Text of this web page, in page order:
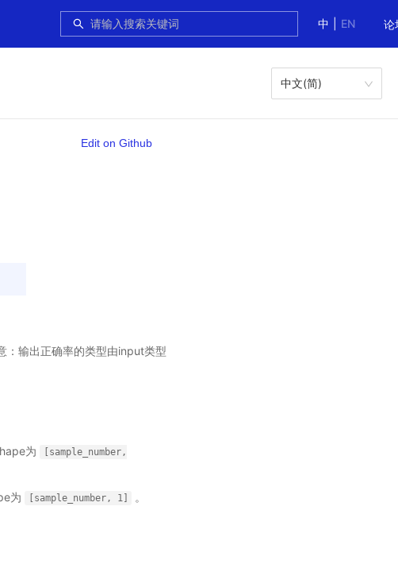
中
EN 论
中文(简)
Edit on Github
：输出正确率的类型由input类型
为
[sample_number,
为 [sample_number, 1] 。